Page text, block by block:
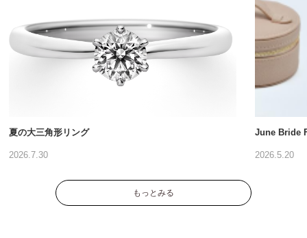
夏の大三角形リング
2026.7.30
June Bride
2026.5.20
もっとみる